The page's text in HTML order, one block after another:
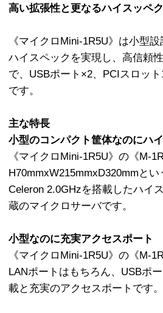
高い拡張性と更なるハイスッペ
《マイクロMini-1R5U》は小型
ハイスペックを実現し、高信頼
で、USBポート×2、PCIスロッ
です。
主な特長
小型のコンパクト筐体なのにハ
《マイクロMini-1R5U》の《M-
H70mmxW215mmxD320mmと
Celeron 2.0GHzを搭載したハイ
蔵のマイクロサーバです。
小型なのに充実アクセスポート
《マイクロMini-1R5U》の《M-
LANポートはもちろん、USBポ
載と充実のアクセスポートです。